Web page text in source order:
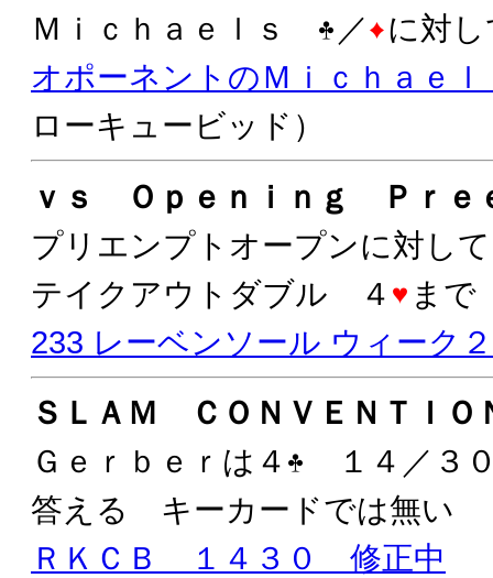
Ｍｉｃｈａｅｌｓ
／
に対
オポーネントのＭｉｃｈａｅ
ローキュービッド）
ｖｓ Ｏｐｅｎｉｎｇ Ｐｒｅ
プリエンプトオープンに対して
テイクアウトダブル ４
まで
233 レーベンソール ウィーク
ＳＬＡＭ ＣＯＮＶＥＮＴＩＯ
Ｇｅｒｂｅｒは４
１４／３
答える キーカードでは無い
ＲＫＣＢ １４３０ 修正中